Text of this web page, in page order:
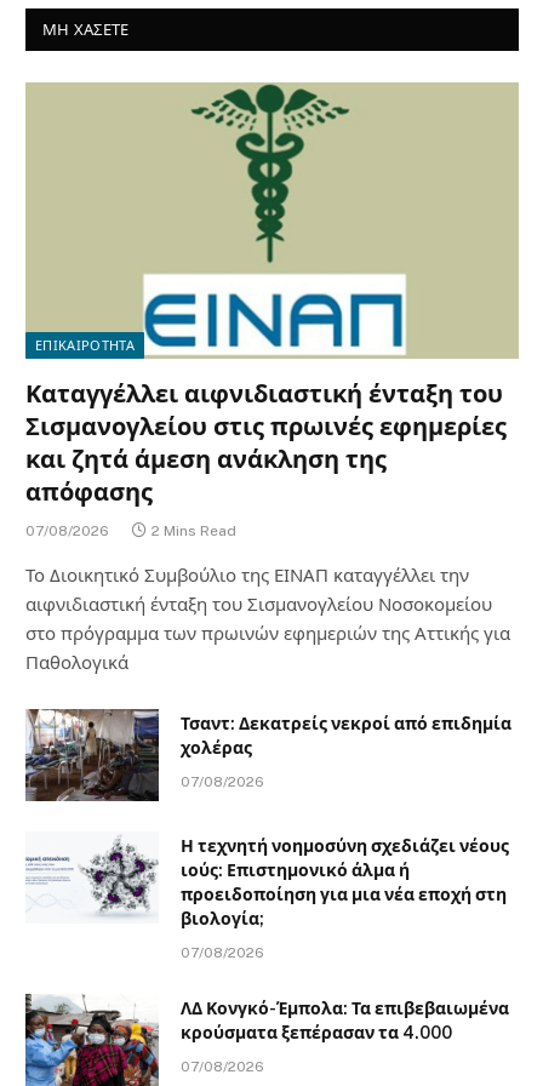
ΜΗ ΧΑΣΕΤΕ
ΕΠΙΚΑΙΡΟΤΗΤΑ
Καταγγέλλει αιφνιδιαστική ένταξη του
Σισμανογλείου στις πρωινές εφημερίες
και ζητά άμεση ανάκληση της
απόφασης
07/08/2026 2 Mins Read
Το Διοικητικό Συμβούλιο της ΕΙΝΑΠ καταγγέλλει την
αιφνιδιαστική ένταξη του Σισμανογλείου Νοσοκομείου
στο πρόγραμμα των πρωινών εφημεριών της Αττικής για
Παθολογικά
Τσαντ: Δεκατρείς νεκροί από επιδημία
χολέρας
07/08/2026
Η τεχνητή νοημοσύνη σχεδιάζει νέους
ιούς: Επιστημονικό άλμα ή
προειδοποίηση για μια νέα εποχή στη
βιολογία;
07/08/2026
ΛΔ Κονγκό-Έμπολα: Τα επιβεβαιωμένα
κρούσματα ξεπέρασαν τα 4.000
07/08/2026